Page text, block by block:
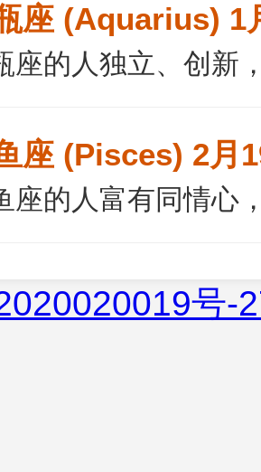
座 (Aquarius) 1
座的人独立、创新
座 (Pisces) 2月
座的人富有同情心
号-